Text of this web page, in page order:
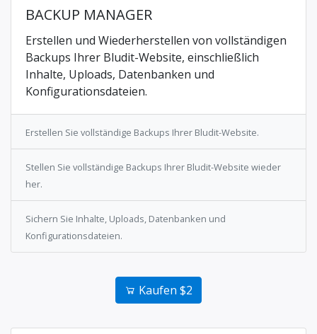
BACKUP MANAGER
Erstellen und Wiederherstellen von vollständigen
Backups Ihrer Bludit-Website, einschließlich
Inhalte, Uploads, Datenbanken und
Konfigurationsdateien.
Erstellen Sie vollständige Backups Ihrer Bludit-Website.
Stellen Sie vollständige Backups Ihrer Bludit-Website wieder
her.
Sichern Sie Inhalte, Uploads, Datenbanken und
Konfigurationsdateien.
Kaufen $2